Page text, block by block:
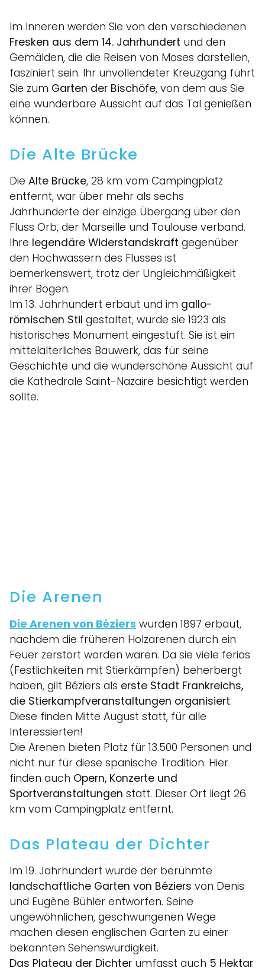
Im Inneren werden Sie von den verschiedenen
Fresken aus dem 14. Jahrhundert und den
Gemälden, die die Reisen von Moses darstellen,
fasziniert sein. Ihr unvollendeter Kreuzgang führt
Sie zum Garten der Bischöfe, von dem aus Sie
eine wunderbare Aussicht auf das Tal genießen
können.
Die Alte Brücke
Die Alte Brücke, 28 km vom Campingplatz
entfernt, war über mehr als sechs
Jahrhunderte der einzige Übergang über den
Fluss Orb, der Marseille und Toulouse verband.
Ihre legendäre Widerstandskraft gegenüber
den Hochwassern des Flusses ist
bemerkenswert, trotz der Ungleichmäßigkeit
ihrer Bögen.
Im 13. Jahrhundert erbaut und im gallo-
römischen Stil gestaltet, wurde sie 1923 als
historisches Monument eingestuft. Sie ist ein
mittelalterliches Bauwerk, das für seine
Geschichte und die wunderschöne Aussicht auf
die Kathedrale Saint-Nazaire besichtigt werden
sollte.
Die Arenen
Die Arenen von Béziers wurden 1897 erbaut,
nachdem die früheren Holzarenen durch ein
Feuer zerstört worden waren. Da sie viele ferias
(Festlichkeiten mit Stierkämpfen) beherbergt
haben, gilt Béziers als erste Stadt Frankreichs,
die Stierkampfveranstaltungen organisiert.
Diese finden Mitte August statt, für alle
Interessierten!
Die Arenen bieten Platz für 13.500 Personen und
nicht nur für diese spanische Tradition. Hier
finden auch Opern, Konzerte und
Sportveranstaltungen statt. Dieser Ort liegt 26
km vom Campingplatz entfernt.
Das Plateau der Dichter
Im 19. Jahrhundert wurde der berühmte
landschaftliche Garten von Béziers von Denis
und Eugène Bühler entworfen. Seine
ungewöhnlichen, geschwungenen Wege
machen diesen englischen Garten zu einer
bekannten Sehenswürdigkeit.
Das Plateau der Dichter umfasst auch 5 Hektar